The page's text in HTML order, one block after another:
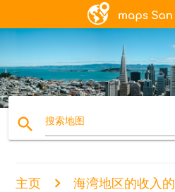
search 搜索地图
主页 海湾地区的收入